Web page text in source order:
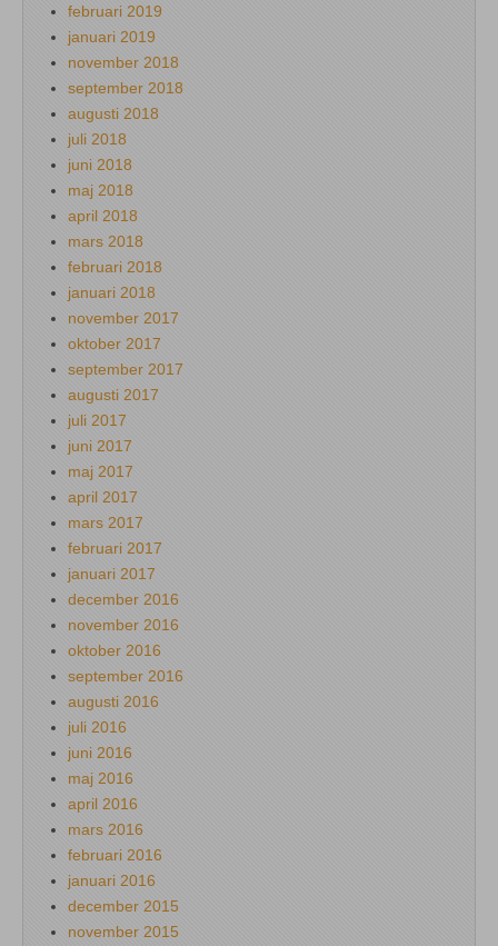
februari 2019
januari 2019
november 2018
september 2018
augusti 2018
juli 2018
juni 2018
maj 2018
april 2018
mars 2018
februari 2018
januari 2018
november 2017
oktober 2017
september 2017
augusti 2017
juli 2017
juni 2017
maj 2017
april 2017
mars 2017
februari 2017
januari 2017
december 2016
november 2016
oktober 2016
september 2016
augusti 2016
juli 2016
juni 2016
maj 2016
april 2016
mars 2016
februari 2016
januari 2016
december 2015
november 2015